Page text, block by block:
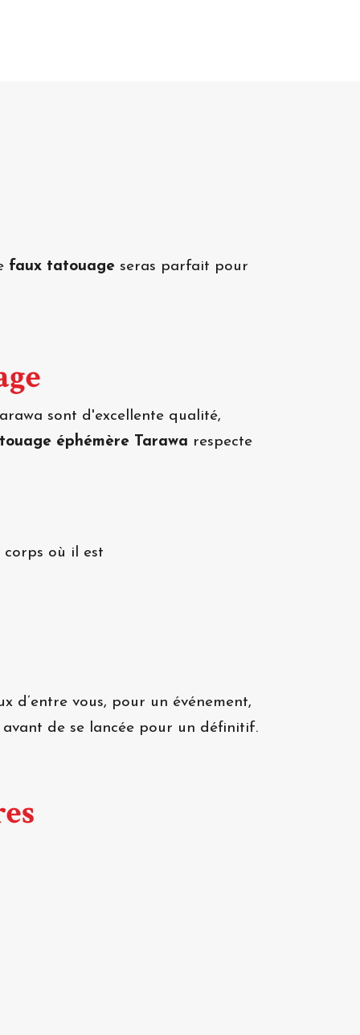
faux tatouage seras parfait pour
sont d'excellente qualité,
éphémère Tarawa respecte
où il est
d’entre vous, pour un événement,
de se lancée pour un définitif.